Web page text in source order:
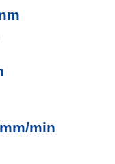
min